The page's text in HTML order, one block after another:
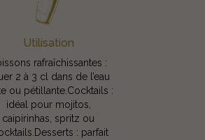
Utilisation
rafraîchissantes :
2 à 3 cl dans de l’eau
ou pétillante.Cocktails :
idéal pour mojitos,
caipirinhas, spritz ou
: parfait